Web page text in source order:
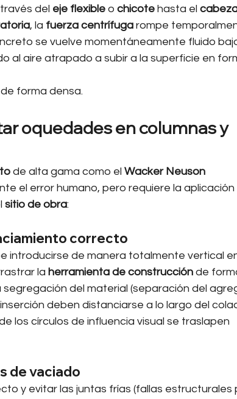
del eje flexible o chicote hasta el
, la fuerza centrífuga rompe
se vuelve momentáneamente fluido
al aire atrapado a subir a la superficie en
forma densa.
oquedades en columnas y
de alta gama como el Wacker Neuson
el error humano, pero requiere la aplicación
sitio de obra:
correcto
introducirse de manera totalmente vertical
la herramienta de construcción de
del material (separación del
deben distanciarse a lo largo del
los círculos de influencia visual se traslapen
de vaciado
y evitar las juntas frías (fallas estructurales